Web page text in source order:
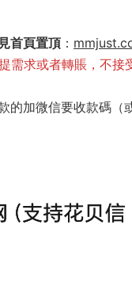
首頁置頂 ：
需求或者轉賬，不接
的加微信要收款碼（